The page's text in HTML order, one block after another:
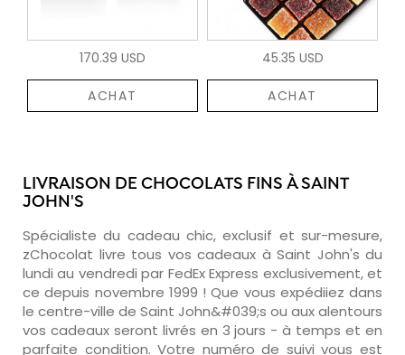
170.39 USD
ACHAT
45.35 USD
ACHAT
LIVRAISON DE CHOCOLATS FINS À SAINT
JOHN'S
Spécialiste du cadeau chic, exclusif et sur-mesure,
zChocolat livre tous vos cadeaux à Saint John's du
lundi au vendredi par FedEx Express exclusivement, et
ce depuis novembre 1999 ! Que vous expédiiez dans
le centre-ville de Saint John&#039;s ou aux alentours
vos cadeaux seront livrés en 3 jours - à temps et en
parfaite condition. Votre numéro de suivi vous est